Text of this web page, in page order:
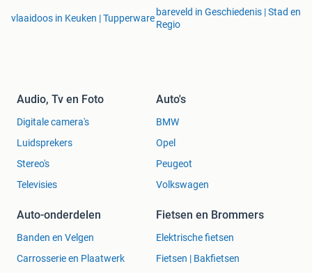
vlaaidoos in Keuken | Tupperware
bareveld in Geschiedenis | Stad en
Regio
Audio, Tv en Foto
Digitale camera's
Luidsprekers
Stereo's
Televisies
Auto's
BMW
Opel
Peugeot
Volkswagen
Auto-onderdelen
Banden en Velgen
Carrosserie en Plaatwerk
Fietsen en Brommers
Elektrische fietsen
Fietsen | Bakfietsen